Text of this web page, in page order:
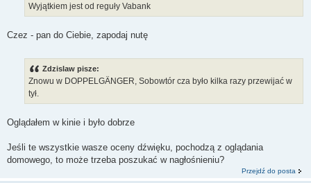
Wyjątkiem jest od reguły Vabank
Czez - pan do Ciebie, zapodaj nutę
Zdzislaw pisze:
Znowu w DOPPELGÄNGER, Sobowtór cza było kilka razy przewijać w
tył.
Oglądałem w kinie i było dobrze
Jeśli te wszystkie wasze oceny dźwięku, pochodzą z oglądania
domowego, to może trzeba poszukać w nagłośnieniu?
Przejdź do posta